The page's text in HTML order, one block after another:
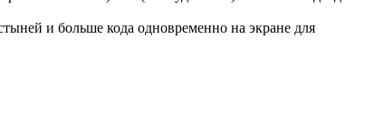
и больше кода одновременно на экране для